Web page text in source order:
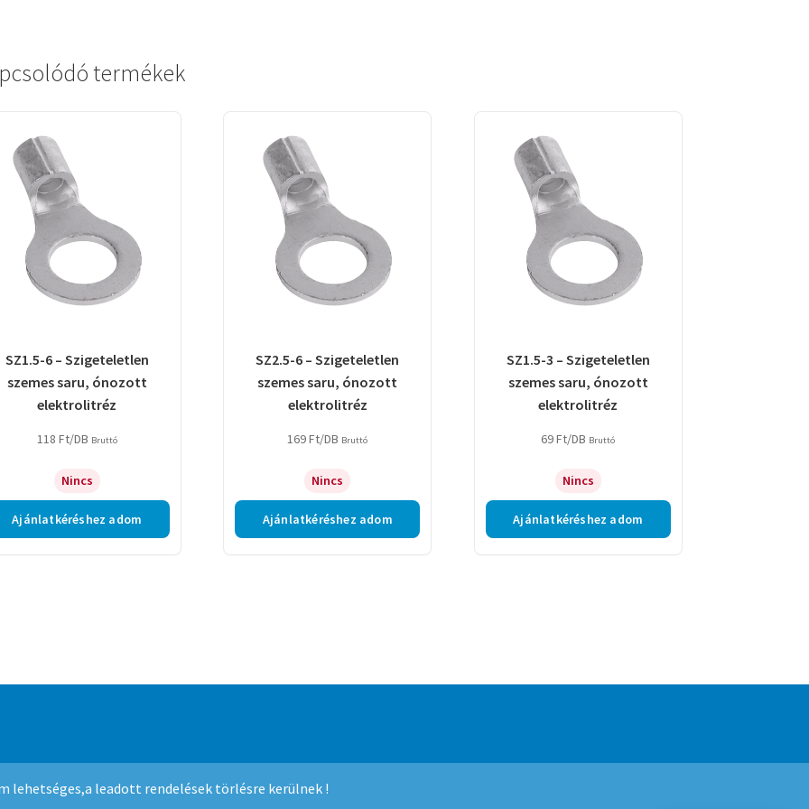
lehetséges,a leadott rendelések törlésre kerülnek !
termékek
SZ1.5-6 – Szigeteletlen
szemes saru, ónozott
elektrolitréz
118 Ft/DB Bruttó
Nincs
Ajánlatkéréshez adom
SZ2.5-6 – Szigeteletlen
szemes saru, ónozott
elektrolitréz
169Ft/DB Bruttó
Nincs
Ajánlatkéréshez adom
SZ1.5-3 – Szigeteletlen
szemes saru, ónozott
elektrolitréz
69Ft/DB Bruttó
Nincs
Ajánlatkéréshez adom